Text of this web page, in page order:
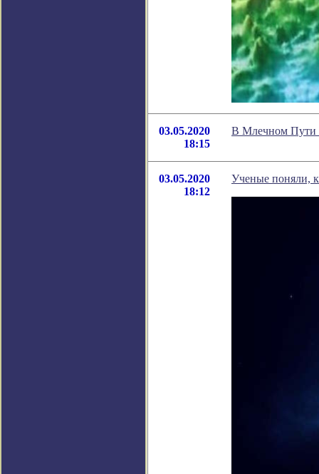
03.05.2020
18:15
В Млечном Пути
03.05.2020
18:12
Ученые поняли,